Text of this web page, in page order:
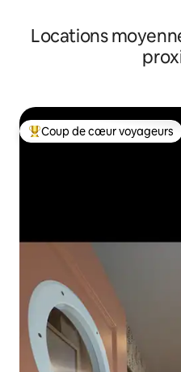
Locations
Coups de cœur voyageurs
Coup de cœur voyageurs